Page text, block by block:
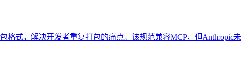
格式，解决开发者重复打包的痛点。该规范兼容MCP，但Anthropic未